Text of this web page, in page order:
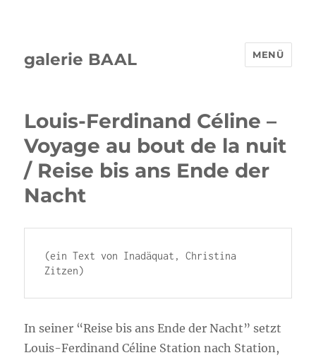
galerie BAAL MENÜ
Louis-Ferdinand Céline –
Voyage au bout de la nuit
/ Reise bis ans Ende der
Nacht
(ein Text von Inadäquat, Christina
Zitzen)
In seiner “Reise bis ans Ende der Nacht” setzt
Louis-Ferdinand Céline Station nach Station,